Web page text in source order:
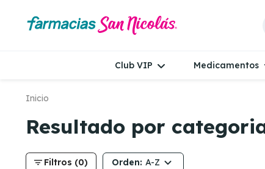
Club VIP Medicamentos
Inicio
Resultado por
filter_list Filtros (0) Orden: A-Z